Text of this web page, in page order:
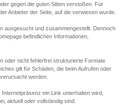
gegen die guten Sitten verstoßen. Für
Anbieter der Seite, auf die verwiesen wurde.
ausgesucht und zusammengestellt. Dennoch
befindlichen Informationen,
oder nicht fehlerfrei strukturierte Formate
gilt für Schäden, die beim Aufrufen oder
werden.
ein Link unterhalten wird,
aktuell oder vollständig sind.